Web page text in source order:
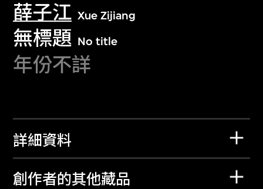
薛子江 Xue Zijiang
無標題 No title
年份不詳
詳細資料
創作者的其他藏品
探索世界頂級的二十及二十一世紀視覺
文化藏品。